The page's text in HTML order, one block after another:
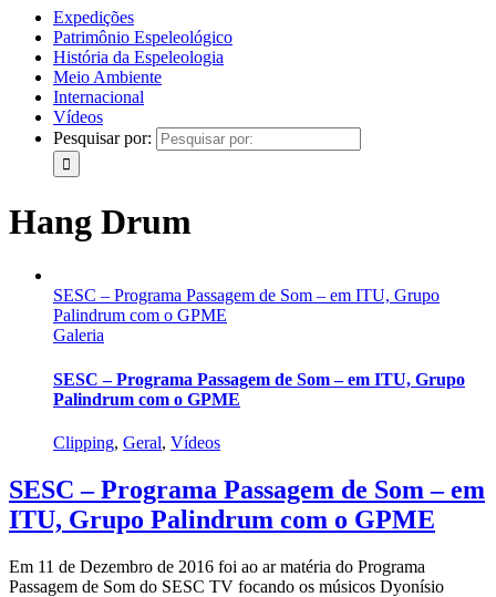
Expedições
Patrimônio Espeleológico
História da Espeleologia
Meio Ambiente
Internacional
Vídeos
Pesquisar por:
Hang Drum
SESC – Programa Passagem de Som – em ITU, Grupo
Palindrum com o GPME
Galeria
SESC – Programa Passagem de Som – em ITU, Grupo
Palindrum com o GPME
Clipping, Geral, Vídeos
SESC – Programa Passagem de Som – em
ITU, Grupo Palindrum com o GPME
Em 11 de Dezembro de 2016 foi ao ar matéria do Programa
Passagem de Som do SESC TV focando os músicos Dyonísio